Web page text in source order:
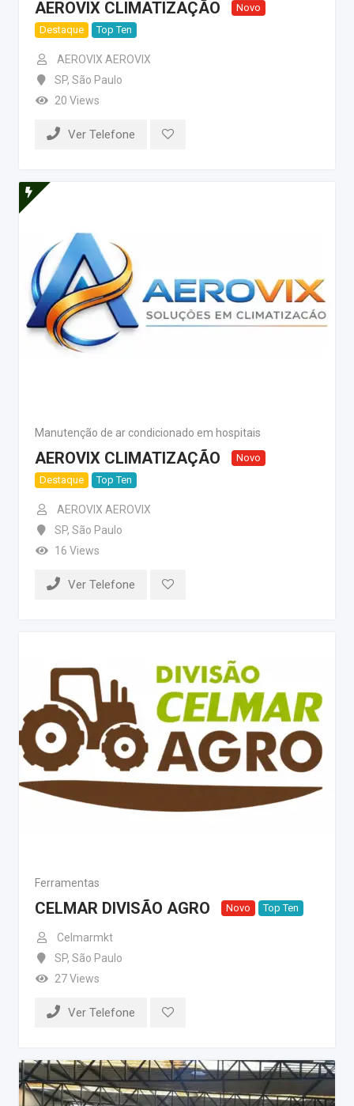
AEROVIX CLIMATIZAÇÃO
Novo
Destaque
Top Ten
AEROVIX AEROVIX
SP, São Paulo
20 Views
Ver Telefone
Manutenção de ar condicionado em hospitais
AEROVIX CLIMATIZAÇÃO
Novo
Destaque
Top Ten
AEROVIX AEROVIX
SP, São Paulo
16 Views
Ver Telefone
Ferramentas
CELMAR DIVISÃO AGRO Novo Top Ten
Celmarmkt
SP, São Paulo
27 Views
Ver Telefone